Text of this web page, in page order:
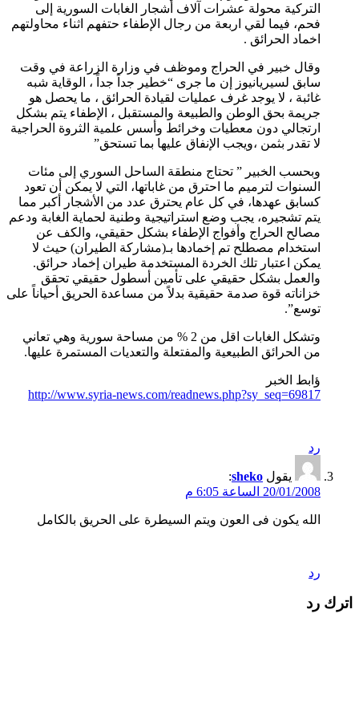
التركية محولة عشرات آلاف أشجار الغابات السورية إلى
فحم، فيما لقي اربعة من رجال الإطفاء حتفهم اثناء محاولتهم
اخماد الحرائق .
وقال خبير في الحراج وموظف في وزارة الزراعة في وقت
سابق لسيريانيوز إن ما جرى “خطير جداً جداً ، الوقاية شبه
غائبة ، لا يوجد غرف عمليات لقيادة الحرائق ، ما يحصل هو
جريمة بحق الوطن والطبيعة والمستقبل ، الإطفاء يتم بشكل
ارتجالي دون معطيات وخرائط وأسس علمية الثروة الحراجية
لا تقدر بثمن ،ويجب الإنفاق عليها بما تستحق”
وبحسب الخبير ” تحتاج منطقة الساحل السوري إلى مئات
السنوات لترميم ما احترق من غاباتها، التي لا يمكن أن تعود
كسابق عهدها، في كل عام يحترق عدد من الأشجار أكبر مما
يتم تشجيره، يجب وضع استراتيجية وطنية لحماية الغابة ودعم
مصالح الحراج وأفواج الإطفاء بشكل حقيقي، والكف عن
استخدام مصطلح تم إخمادها بـ(مشاركة الطيران) حيث لا
يمكن اعتبار تلك الخردة المستخدمة طيران إخماد حرائق.
والعمل بشكل حقيقي على تأمين أسطول حقيقي تحقق
خزاناته قوة صدمة حقيقية بدلاً من مساعدة الحريق أحياناً على
توسع”.
وتشكل الغابات اقل من 2 % من مساحة سورية وهي تعاني
من الحرائق الطبيعية والمفتعلة والتعديات المستمرة عليها.
ؤابط الخبر
http://www.syria-news.com/readnews.php?sy_seq=69817
رد
يقول sheko
:
20/01/2008 الساعة 6:05 م
الله يكون فى العون ويتم السيطرة على الحريق بالكامل
رد
اترك رد